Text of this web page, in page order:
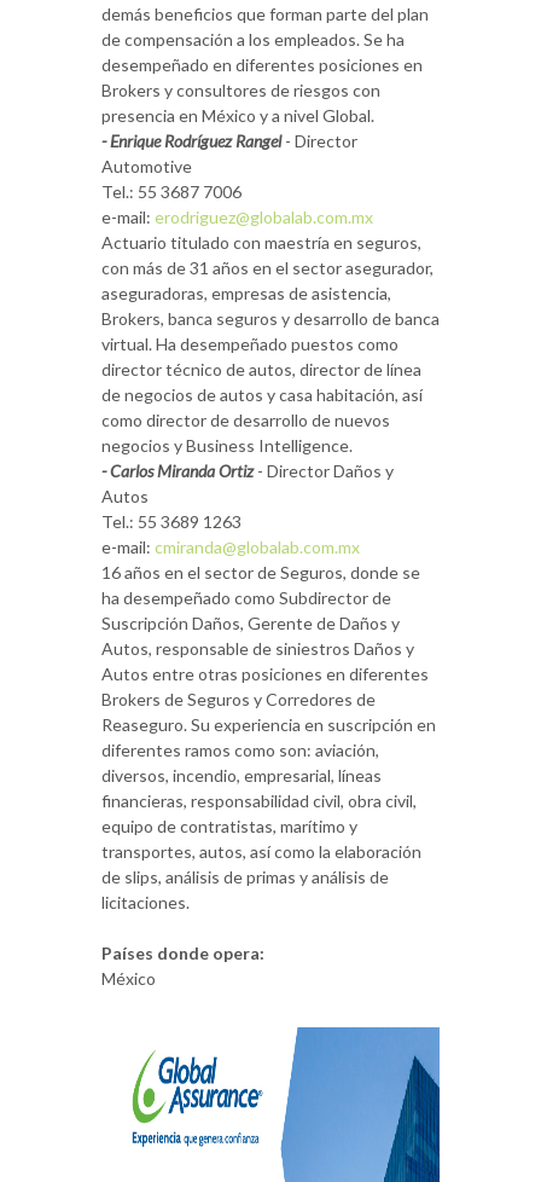
demás beneficios que forman parte del plan
de compensación a los empleados. Se ha
desempeñado en diferentes posiciones en
Brokers y consultores de riesgos con
presencia en México y a nivel Global.
- Enrique Rodríguez Rangel- Director
Automotive
Tel.: 55 3687 7006
e-mail: erodriguez@globalab.com.mx
Actuario titulado con maestría en seguros,
con más de 31 años en el sector asegurador,
aseguradoras, empresas de asistencia,
Brokers, banca seguros y desarrollo de banca
virtual. Ha desempeñado puestos como
director técnico de autos, director de línea
de negocios de autos y casa habitación, así
como director de desarrollo de nuevos
negocios y Business Intelligence.
- Carlos Miranda Ortiz- Director Daños y
Autos
Tel.: 55 3689 1263
e-mail: cmiranda@globalab.com.mx
16 años en el sector de Seguros, donde se
ha desempeñado como Subdirector de
Suscripción Daños, Gerente de Daños y
Autos, responsable de siniestros Daños y
Autos entre otras posiciones en diferentes
Brokers de Seguros y Corredores de
Reaseguro. Su experiencia en suscripción en
diferentes ramos como son: aviación,
diversos, incendio, empresarial, líneas
financieras, responsabilidad civil, obra civil,
equipo de contratistas, marítimo y
transportes, autos, así como la elaboración
de slips, análisis de primas y análisis de
licitaciones.
Países donde opera:
México